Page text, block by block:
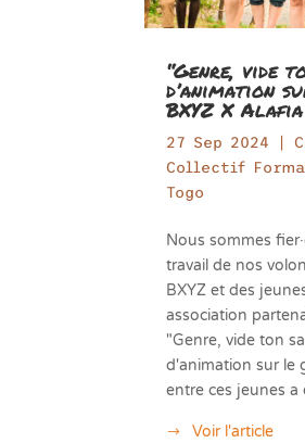
“Genre, vide
d’animation
BXYZ X
27 Sep 2024 |
Collectif
Togo
Nous sommes
travail de nos
BXYZ et des
association
"Genre, vide ton
d'animation sur le
entre ces jeunes a
Voir l'article